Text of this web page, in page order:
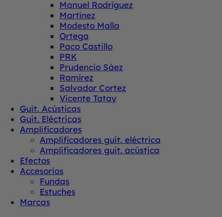
Manuel Rodríguez
Martínez
Modesto Malla
Ortega
Paco Castillo
PRK
Prudencio Sáez
Ramírez
Salvador Cortez
Vicente Tatay
Guit. Acústicas
Guit. Eléctricas
Amplificadores
Amplificadores guit. eléctrica
Amplificadores guit. acústica
Efectos
Accesorios
Fundas
Estuches
Marcas